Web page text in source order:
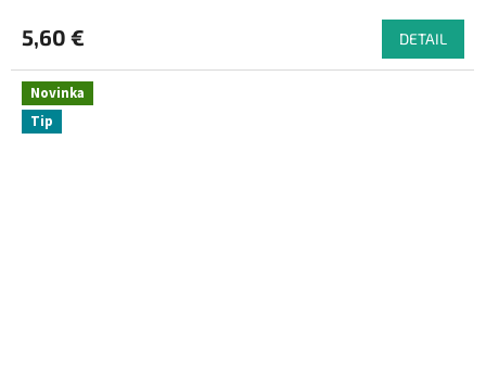
5,60 € DETAIL
Novinka
Tip